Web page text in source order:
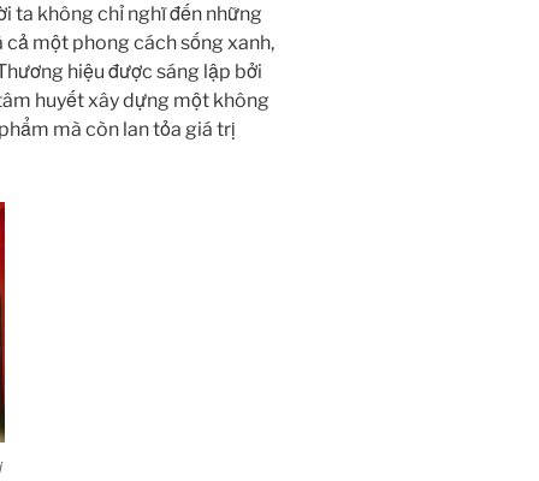
ta không chỉ nghĩ đến những
một phong cách sống xanh,
hiệu được sáng lập bởi
huyết xây dựng một không
mà còn lan tỏa giá trị